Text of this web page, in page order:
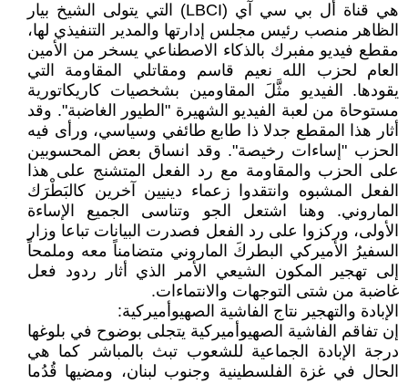
هي قناة أل بي سي آي (LBCI) التي يتولى الشيخ بيار
الظاهر منصب رئيس مجلس إدارتها والمدير التنفيذي لها،
مقطع فيديو مفبرك بالذكاء الاصطناعي يسخر من الأمين
العام لحزب الله نعيم قاسم ومقاتلي المقاومة التي
يقودها. الفيديو مثَّلَ المقاومين بشخصيات كاريكاتورية
مستوحاة من لعبة الفيديو الشهيرة "الطيور الغاضبة". وقد
أثار هذا المقطع جدلا ذا طابع طائفي وسياسي، ورأى فيه
الحزب "إساءات رخيصة". وقد انساق بعض المحسوبين
على الحزب والمقاومة مع رد الفعل المتشنج على هذا
الفعل المشبوه وانتقدوا زعماء دينيين آخرين كالبَطْرَك
الماروني. وهنا اشتعل الجو وتناسى الجميع الإساءة
الأولى، وركزوا على رد الفعل فصدرت البيانات تباعا وزار
السفيرُ الأميركي البطركَ الماروني متضامناً معه وملمحاً
إلى تهجير المكون الشيعي الأمر الذي أثار ردود فعل
غاضبة من شتى التوجهات والانتماءات.
الإبادة والتهجير نتاج الفاشية الصهيوأميركية:
إن تفاقم الفاشية الصهيوأميركية يتجلى بوضوح في بلوغها
درجة الإبادة الجماعية للشعوب تبث بالمباشر كما هي
الحال في غزة الفلسطينية وجنوب لبنان، ومضيها قُدُما